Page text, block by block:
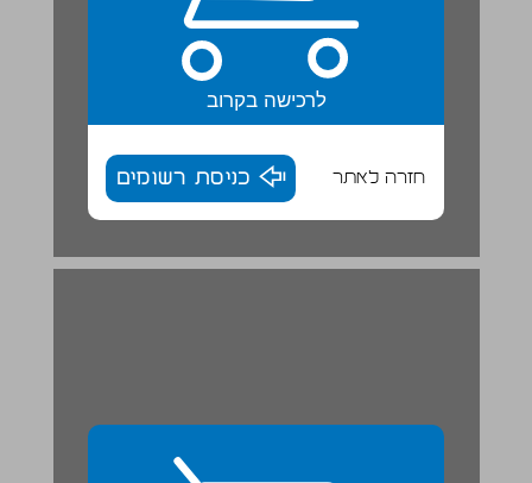
לרכישה בקרוב
חזרה לאתר כניסת רשומים